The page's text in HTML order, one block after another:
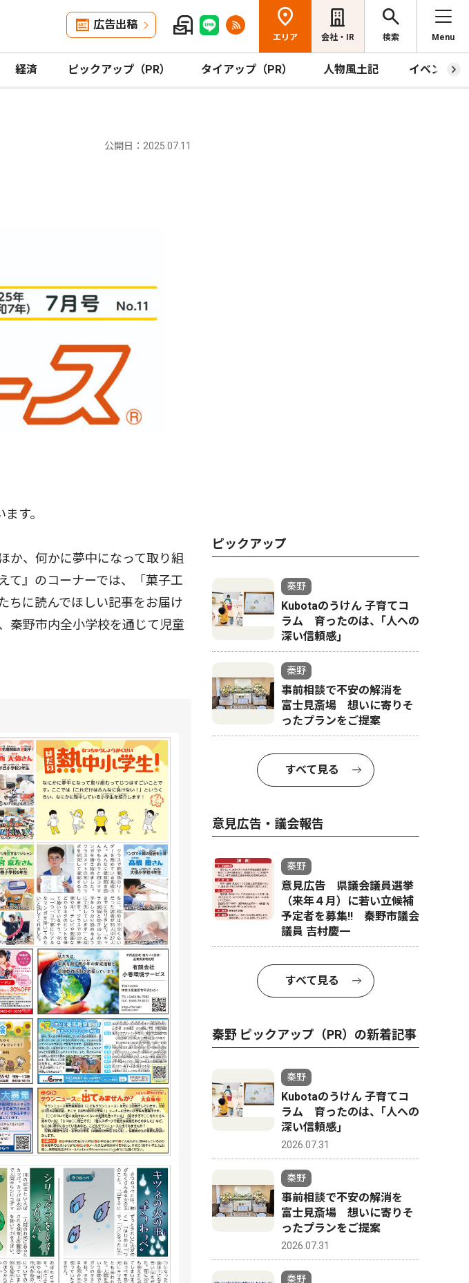
広告出稿
エリア 会社・IR 検索 Menu
経済 ピックアップ（PR） タイアップ（PR） 人物風土記 イベント
公開日：2025.07.11
す。
か、何かに夢中になって取り組
て』のコーナーでは、「菓子工
ちに読んでほしい記事をお届け
秦野市内全小学校を通じて児童
ピックアップ
秦野
Kubotaのうけん 子育てコ
ラム 育ったのは、｢人への
深い信頼感｣
秦野
事前相談で不安の解消を
富士見斎場 想いに寄りそ
ったプランをご提案
すべて見る
意見広告・議会報告
秦野
意見広告 県議会議員選挙
（来年４月）に若い立候補
予定者を募集‼ 秦野市議会
議員 吉村慶一
すべて見る
秦野 ピックアップ（PR）の新着記事
秦野
Kubotaのうけん 子育てコ
ラム 育ったのは、｢人への
深い信頼感｣
2026.07.31
秦野
事前相談で不安の解消を
富士見斎場 想いに寄りそ
ったプランをご提案
2026.07.31
秦野